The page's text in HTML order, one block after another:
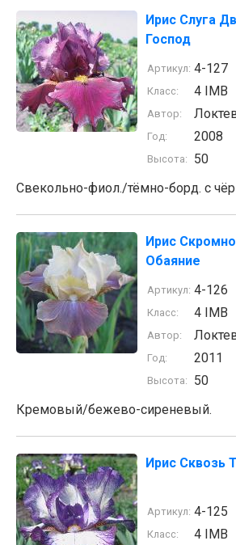
Ирис Слуга
Господ
Артикул: 4-127
Класс: 4 IMB
Автор:
Год: 2008
Высота:
50
Свекольно-фиол./тёмно-борд. с
Ирис
Обаяние
Артикул: 4-126
Класс: 4 IMB
Автор:
Год: 2011
Высота:
50
Кремовый/бежево-сиреневый.
Ирис Сквозь
Артикул: 4-125
Класс: 4 IMB